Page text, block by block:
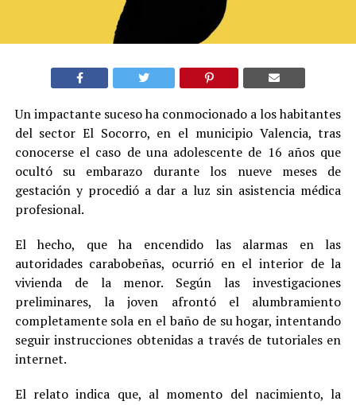
Un impactante suceso ha conmocionado a los habitantes
del sector El Socorro, en el municipio Valencia, tras
conocerse el caso de una adolescente de 16 años que
ocultó su embarazo durante los nueve meses de
gestación y procedió a dar a luz sin asistencia médica
profesional.
El hecho, que ha encendido las alarmas en las
autoridades carabobeñas, ocurrió en el interior de la
vivienda de la menor. Según las investigaciones
preliminares, la joven afrontó el alumbramiento
completamente sola en el baño de su hogar, intentando
seguir instrucciones obtenidas a través de tutoriales en
internet.
El relato indica que, al momento del nacimiento, la